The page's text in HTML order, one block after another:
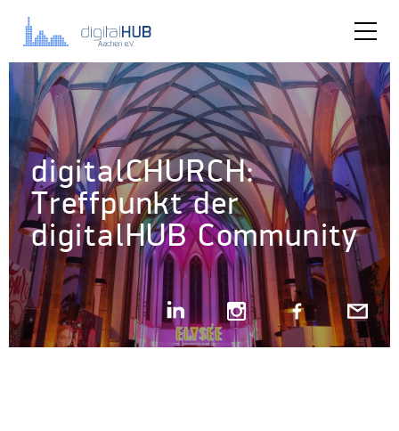
Anfahrt
Quartier Aachen Nord
Sprecht uns an
digitalCHURCH:
Treffpunkt der
digitalHUB Community